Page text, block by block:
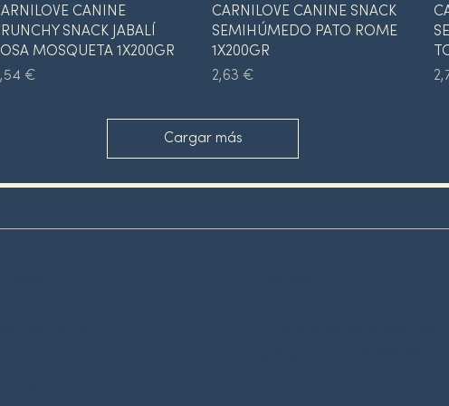
Vista rápida
CANINE
SNACK JABALÍ
MOSQUETA 1X200GR
€
Vista rápida
CARNILOVE CANINE SNACK
SEMIHÚMEDO PATO ROME
1X200GR
Precio
2,63 €
Cargar más